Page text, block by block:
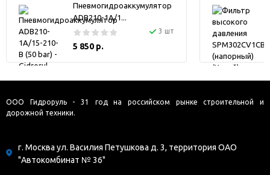
Пневмогидроаккумулятор
ADB210-1A/1...
3 шт
5 850 р.
ООО Гидроруль - 31 год на российском рынке строительной и
дорожной техники.
г. Москва ул. Василия Петушкова д. 3, территория ОАО
"Автокомбинат № 36"